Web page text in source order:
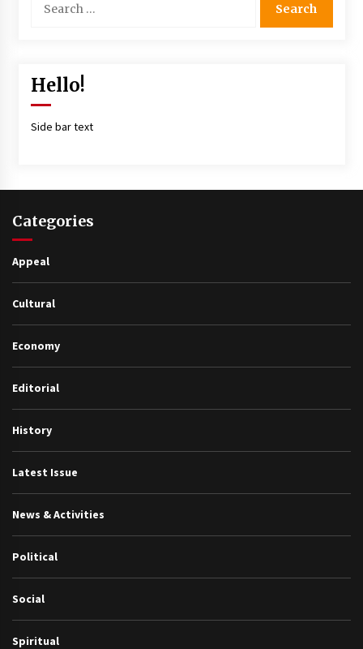
Hello!
Side bar text
Categories
Appeal
Cultural
Economy
Editorial
History
Latest Issue
News & Activities
Political
Social
Spiritual